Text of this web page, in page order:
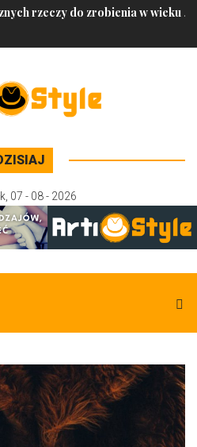
rzeczy do zrobienia w wieku
07 - 08 - 2026